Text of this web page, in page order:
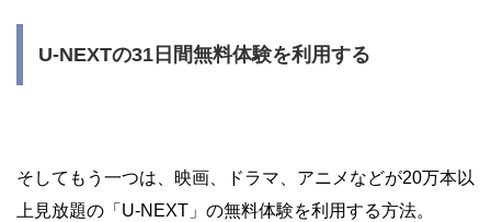
U-NEXTの31日間無料体験を利用する
そしてもう一つは、映画、ドラマ、アニメなどが20万本以
上見放題の「U-NEXT」の無料体験を利用する方法。